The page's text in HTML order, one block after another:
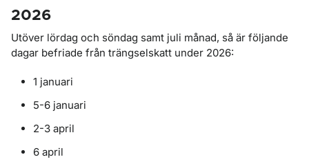
2026
Utöver lördag och söndag samt juli månad, så är följande
dagar befriade från trängselskatt under 2026:
1 januari
5-6 januari
2-3 april
6 april